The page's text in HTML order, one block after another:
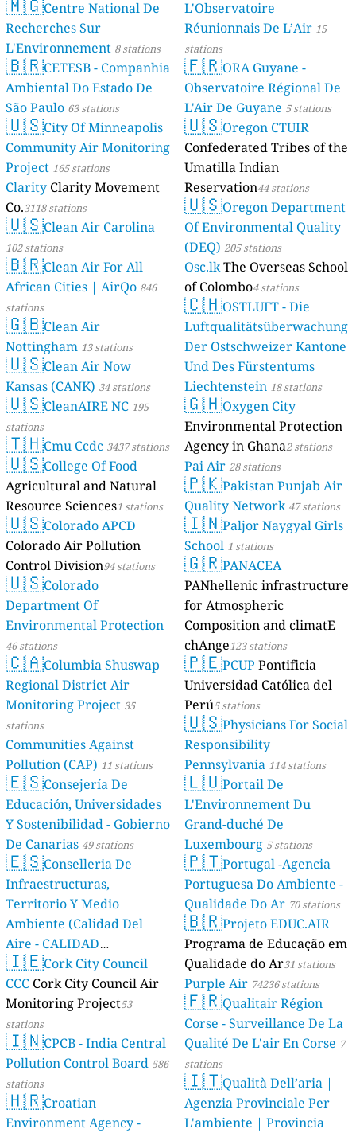
🇲🇬Centre National De
Recherches Sur
L'Environnement 8 stations
🇧🇷CETESB - Companhia
Ambiental Do Estado De
São Paulo 63 stations
🇺🇸City Of Minneapolis
Community Air Monitoring
Project 165 stations
Clarity Clarity Movement
Co.3118 stations
🇺🇸Clean Air Carolina
102 stations
🇧🇷Clean Air For All
African Cities | AirQo 846
stations
🇬🇧Clean Air
Nottingham 13 stations
🇺🇸Clean Air Now
Kansas (CANK) 34 stations
🇺🇸CleanAIRE NC 195
stations
🇹🇭Cmu Ccdc 3437 stations
🇺🇸College Of Food
Agricultural and Natural
Resource Sciences1 stations
🇺🇸Colorado APCD
Colorado Air Pollution
Control Division94 stations
🇺🇸Colorado
Department Of
Environmental Protection
46 stations
🇨🇦Columbia Shuswap
Regional District Air
Monitoring Project 35
stations
Communities Against
Pollution (CAP) 11 stations
🇪🇸Consejería De
Educación, Universidades
Y Sostenibilidad - Gobierno
De Canarias 49 stations
🇪🇸Conselleria De
Infraestructuras,
Territorio Y Medio
Ambiente (Calidad Del
Aire - CALIDAD
AMBIENTAL) 23 stations
🇮🇪Cork City Council
CCC Cork City Council Air
Monitoring Project53
stations
🇮🇳CPCB - India Central
Pollution Control Board 586
stations
🇭🇷Croatian
Environment Agency -
L'Observatoire
Réunionnais De L’Air 15
stations
🇫🇷ORA Guyane -
Observatoire Régional De
L'Air De Guyane 5 stations
🇺🇸Oregon CTUIR
Confederated Tribes of the
Umatilla Indian
Reservation44 stations
🇺🇸Oregon Department
Of Environmental Quality
(DEQ) 205 stations
Osc.lkThe Overseas School
of Colombo4 stations
🇨🇭OSTLUFT - Die
Luftqualitätsüberwachung
Der Ostschweizer Kantone
Und Des Fürstentums
Liechtenstein 18 stations
🇬🇭Oxygen City
Environmental Protection
Agency in Ghana2 stations
Pai Air 28 stations
🇵🇰Pakistan Punjab Air
Quality Network 47 stations
🇮🇳Paljor Naygyal Girls
School 1 stations
🇬🇷PANACEA
PANhellenic infrastructure
for Atmospheric
Composition and climatE
chAnge123 stations
🇵🇪PCUP Pontificia
Universidad Católica del
Perú5 stations
🇺🇸Physicians For Social
Responsibility
Pennsylvania 114 stations
🇱🇺Portail De
L'Environnement Du
Grand-duché De
Luxembourg 5 stations
🇵🇹Portugal -Agencia
Portuguesa Do Ambiente -
Qualidade Do Ar 70 stations
🇧🇷Projeto EDUC.AIR
Programa de Educação em
Qualidade do Ar31 stations
Purple Air 74236 stations
🇫🇷Qualitair Région
Corse - Surveillance De La
Qualité De L'air En Corse 7
stations
🇮🇹Qualità Dell’aria |
Agenzia Provinciale Per
L'ambiente | Provincia